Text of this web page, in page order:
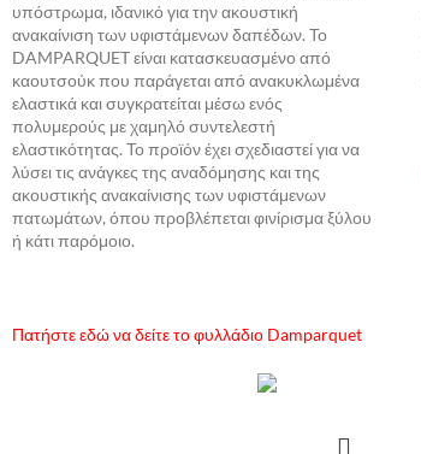
υπόστρωμα, ιδανικό για την ακουστική
ανακαίνιση των υφιστάμενων δαπέδων. Το
DAMPARQUET είναι κατασκευασμένο από
καουτσούκ που παράγεται από ανακυκλωμένα
ελαστικά και συγκρατείται μέσω ενός
πολυμερούς με χαμηλό συντελεστή
ελαστικότητας. Το προϊόν έχει σχεδιαστεί για να
λύσει τις ανάγκες της αναδόμησης και της
ακουστικής ανακαίνισης των υφιστάμενων
πατωμάτων, όπου προβλέπεται φινίρισμα ξύλου
ή κάτι παρόμοιο.
Πατήστε εδώ να δείτε το φυλλάδιο Damparquet